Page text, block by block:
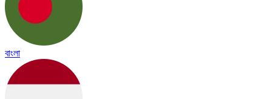
বাংলা